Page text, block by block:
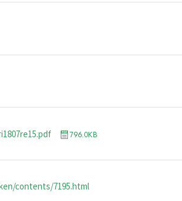
796.0KB
contents/7195.html